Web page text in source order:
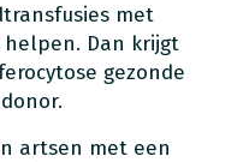
met
Dan krijgt
gezonde
artsen met een